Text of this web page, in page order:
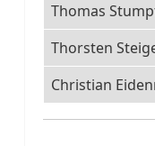
Thomas
Thorsten
Christian